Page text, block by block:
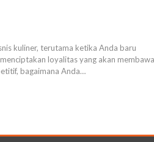
kuliner, terutama ketika Anda baru
loyalitas yang akan membawa
bagaimana Anda…